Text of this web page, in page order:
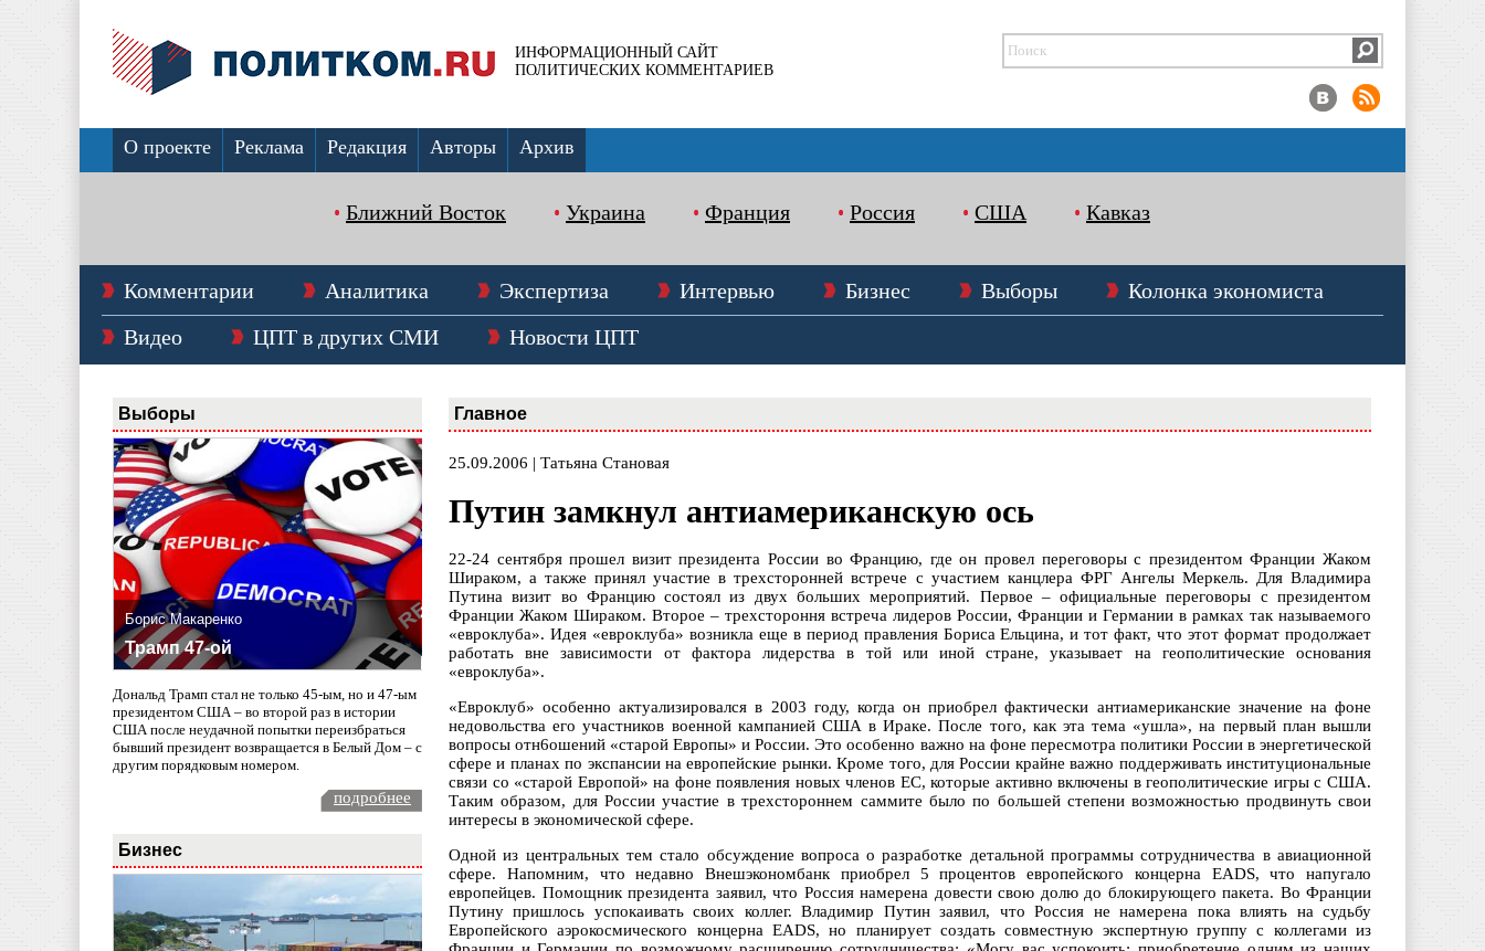
ИНФОРМАЦИОННЫЙ САЙТ
ПОЛИТИЧЕСКИХ КОММЕНТАРИЕВ
О проекте Реклама Редакция Авторы Архив
Ближний Восток Украина Франция Россия США Кавказ
Комментарии Аналитика Экспертиза Интервью Бизнес Выборы
Колонка экономиста
Видео
ЦПТ в других СМИ Новости ЦПТ
Выборы
Борис Макаренко
Трамп 47-ой
Дональд Трамп стал не только 45-ым, но и 47-ым
президентом США – во второй раз в истории
США после неудачной попытки переизбраться
бывший президент возвращается в Белый Дом – с
другим порядковым номером.
подробнее
Бизнес
Главное
25.09.2006 | Татьяна Становая
Путин замкнул антиамериканскую ось
22-24 сентября прошел визит президента России во Францию, где он провел переговоры с президентом Франции Жаком
Шираком, а также принял участие в трехсторонней встрече с участием канцлера ФРГ Ангелы Меркель. Для Владимира
Путина визит во Францию состоял из двух больших мероприятий. Первое – официальные переговоры с президентом
Франции Жаком Шираком. Второе – трехстороння встреча лидеров России, Франции и Германии в рамках так называемого
«евроклуба». Идея «евроклуба» возникла еще в период правления Бориса Ельцина, и тот факт, что этот формат продолжает
работать вне зависимости от фактора лидерства в той или иной стране, указывает на геополитические основания
«евроклуба».
«Евроклуб» особенно актуализировался в 2003 году, когда он приобрел фактически антиамериканские значение на фоне
недовольства его участников военной кампанией США в Ираке. После того, как эта тема «ушла», на первый план вышли
вопросы отн6ошений «старой Европы» и России. Это особенно важно на фоне пересмотра политики России в энергетической
сфере и планах по экспансии на европейские рынки. Кроме того, для России крайне важно поддерживать институциональные
связи со «старой Европой» на фоне появления новых членов ЕС, которые активно включены в геополитические игры с США.
Таким образом, для России участие в трехстороннем саммите было по большей степени возможностью продвинуть свои
интересы в экономической сфере.
Одной из центральных тем стало обсуждение вопроса о разработке детальной программы сотрудничества в авиационной
сфере. Напомним, что недавно Внешэкономбанк приобрел 5 процентов европейского концерна EADS, что напугало
европейцев. Помощник президента заявил, что Россия намерена довести свою долю до блокирующего пакета. Во Франции
Путину пришлось успокаивать своих коллег. Владимир Путин заявил, что Россия не намерена пока влиять на судьбу
Европейского аэрокосмического концерна EADS, но планирует создать совместную экспертную группу с коллегами из